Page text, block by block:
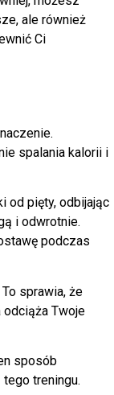
ale również
Ci
spalania kalorii i
od pięty, odbijając
i odwrotnie.
podczas
sprawia, że
odciąża Twoje
sposób
treningu.